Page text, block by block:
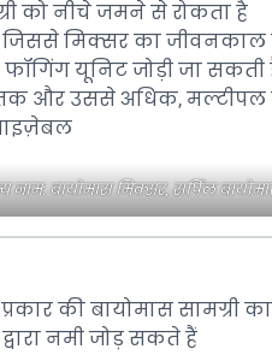
को नीचे जमने से रोकता है
जिससे मिक्सर का जीवनकाल
यूनिट जोड़ी जा सकती
तक और उससे अधिक,
नाम: बायोमास मिक्सर, सर्पिल
की बायोमास सामग्री
नमी जोड़ सकते हैं